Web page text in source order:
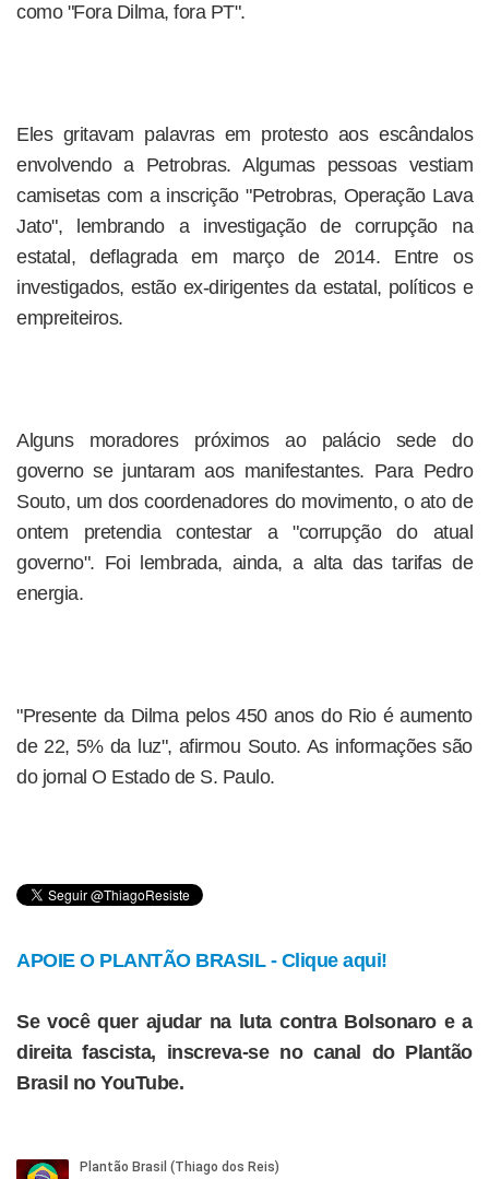
como "Fora Dilma, fora PT".
Eles gritavam palavras em protesto aos escândalos
envolvendo a Petrobras. Algumas pessoas vestiam
camisetas com a inscrição "Petrobras, Operação Lava
Jato", lembrando a investigação de corrupção na
estatal, deflagrada em março de 2014. Entre os
investigados, estão ex-dirigentes da estatal, políticos e
empreiteiros.
Alguns moradores próximos ao palácio sede do
governo se juntaram aos manifestantes. Para Pedro
Souto, um dos coordenadores do movimento, o ato de
ontem pretendia contestar a "corrupção do atual
governo". Foi lembrada, ainda, a alta das tarifas de
energia.
"Presente da Dilma pelos 450 anos do Rio é aumento
de 22, 5% da luz", afirmou Souto. As informações são
do jornal O Estado de S. Paulo.
APOIE O PLANTÃO BRASIL - Clique aqui!
Se você quer ajudar na luta contra Bolsonaro e a
direita fascista, inscreva-se no canal do Plantão
Brasil no YouTube.